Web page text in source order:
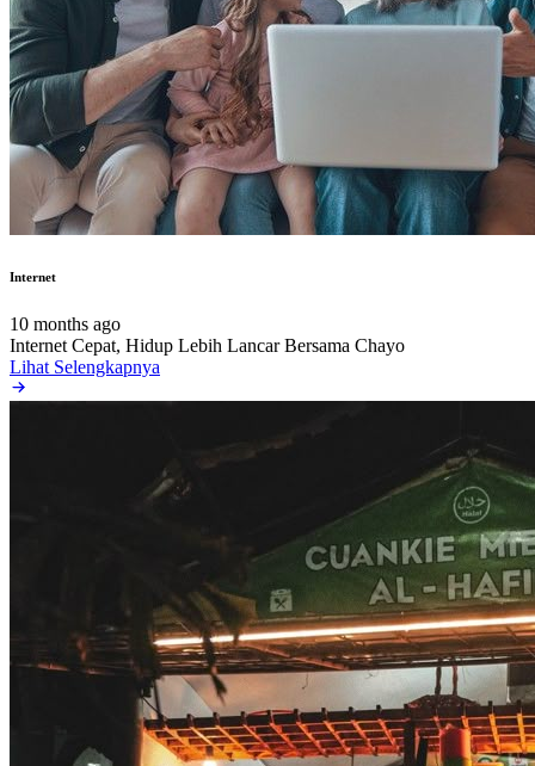
Internet
10 months ago
Internet Cepat, Hidup Lebih Lancar Bersama Chayo
Lihat Selengkapnya